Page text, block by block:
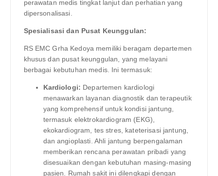
perawatan medis tingkat lanjut dan perhatian yang
dipersonalisasi.
Spesialisasi dan Pusat Keunggulan:
RS EMC Grha Kedoya memiliki beragam departemen
khusus dan pusat keunggulan, yang melayani
berbagai kebutuhan medis. Ini termasuk:
Kardiologi: Departemen kardiologi
menawarkan layanan diagnostik dan terapeutik
yang komprehensif untuk kondisi jantung,
termasuk elektrokardiogram (EKG),
ekokardiogram, tes stres, kateterisasi jantung,
dan angioplasti. Ahli jantung berpengalaman
memberikan rencana perawatan pribadi yang
disesuaikan dengan kebutuhan masing-masing
pasien. Rumah sakit ini dilengkapi dengan